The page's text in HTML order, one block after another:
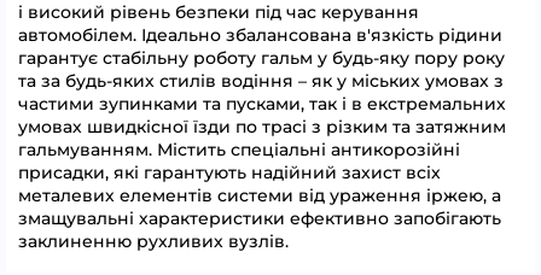
і високий рівень безпеки під час керування
автомобілем. Ідеально збалансована в'язкість рідини
гарантує стабільну роботу гальм у будь-яку пору року
та за будь-яких стилів водіння – як у міських умовах з
частими зупинками та пусками, так і в екстремальних
умовах швидкісної їзди по трасі з різким та затяжним
гальмуванням. Містить спеціальні антикорозійні
присадки, які гарантують надійний захист всіх
металевих елементів системи від ураження іржею, а
змащувальні характеристики ефективно запобігають
заклиненню рухливих вузлів.